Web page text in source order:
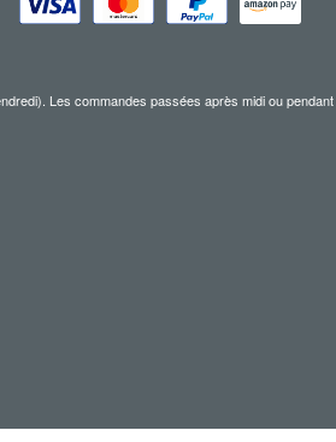
Les commandes passées après midi ou